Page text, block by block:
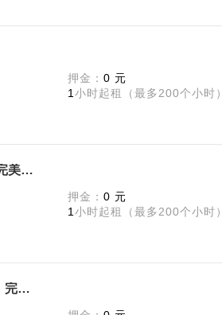
押金： 0 元
1 小时起租（最多200个小时）
《生化危机4/3/2》全套终极版-艾达王DLC-奖励全解锁!无限子弹-1亿金币!完美存档!
押金： 0 元
1 小时起租（最多200个小时）
《生化危机4重制版》终极版-艾达王DLC-奖励全解锁！无限子弹-1亿金币！完美存档！